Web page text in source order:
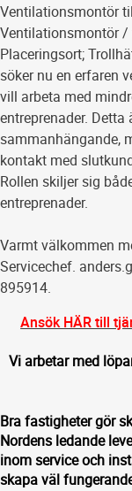
Ventilationsmontör
Ventilationsmontör /
Placeringsort;
söker nu en erfaren
vill arbeta med
entreprenader.
sammanhängande,
kontakt med
Rollen skiljer sig
entreprenader.
Varmt välkommen
Servicechef.
895914.
Ansök HÄR till
Vi arbetar med
Bra fastigheter gör
Nordens ledande
inom service och
skapa väl